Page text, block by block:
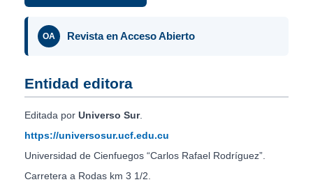
OA Revista en Acceso Abierto
Entidad editora
Editada por Universo Sur.
https://universosur.ucf.edu.cu
Universidad de Cienfuegos “Carlos Rafael Rodríguez”.
Carretera a Rodas km 3 1/2.